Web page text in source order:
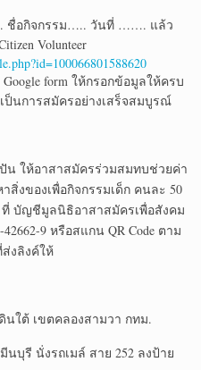
ชื่อกิจกรรม….. วันที่ ……. แล้ว
Volunteer
form ให้กรอกข้อมูลให้ครบ
ป็นการสมัครอย่างเสร็จสมบูรณ์
น ให้อาสาสมัครร่วมสมทบช่วยค่า
สิ่งของเพื่อกิจกรรมเด็ก คนละ 50
บัญชีมูลนิธิอาสาสมัครเพื่อสังคม
9 หรือสแกน QR Code ตาม
งลิงค์ให้
ใต้ เขตคลองสามวา กทม.
นบุรี นั่งรถเมล์ สาย 252 ลงป้าย